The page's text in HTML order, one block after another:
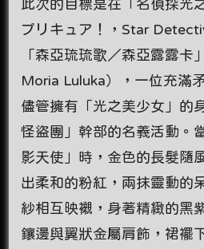
此次的目標是在「名偵探光
プリキュア！，Star
「森亞琉琉歌／森亞露露卡
Moria Luluka），一位充滿
儘管擁有「光之美少女」的
怪盜團」幹部的名義活動。
影天使」時，金色的長髮隨
出柔和的粉紅，兩抹靈動的
紗相互映襯，身著精緻的黑
鑲邊與翼狀金屬肩飾，裙襬